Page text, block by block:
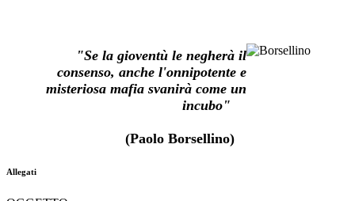
"Se la gioventù le negherà il
consenso, anche l'onnipotente e
misteriosa mafia svanirà come un
incubo"
(Paolo Borsellino)
Allegati